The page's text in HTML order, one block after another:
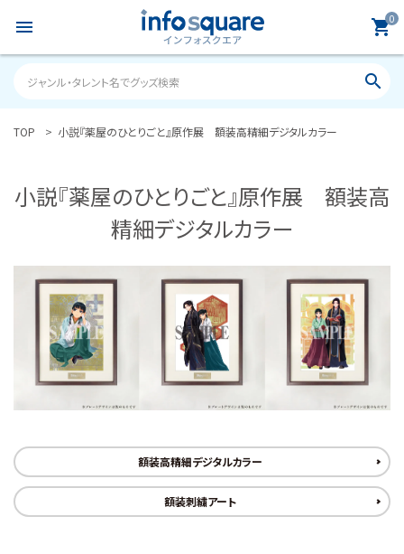
menu 0
shopping_cart
search
search
ACCOUNT MENU
meeting_room person
カテゴリーから探す
S Cawaii! ME
声優写真集・フォトブック
TOP 小説『薬屋のひとりごと』原作展 額装高精細デジタルカラー
小説『薬屋のひとりごと』原作展 額装高
精細デジタルカラー
額装高精細デジタルカラー
額装刺繍アート